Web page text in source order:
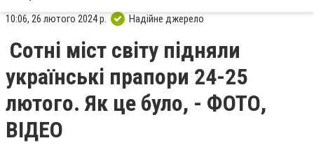
10:06, 26 лютого 2024 р. Надійне джерело
Сотні міст світу підняли
українські прапори 24-25
лютого. Як це було, - ФОТО,
ВІДЕО